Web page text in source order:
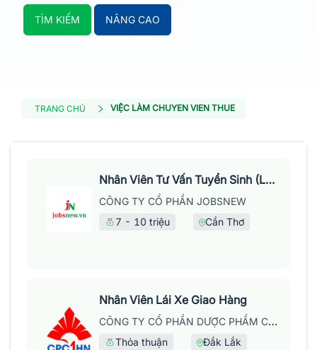
TÌM KIẾM NÂNG CAO
TRANG CHỦ VIỆC LÀM CHUYEN VIEN THUE
Nhân Viên Tư Vấn Tuyển Sinh (Làm Việc Tại Văn Phòng)
CÔNG TY CỔ PHẦN JOBSNEW
7 - 10 triệu
Cần Thơ
Nhân Viên Lái Xe Giao Hàng
CÔNG TY CỔ PHẦN DƯỢC PHẨM CPC1 HÀ NỘI
Thỏa thuận Đắk Lắk